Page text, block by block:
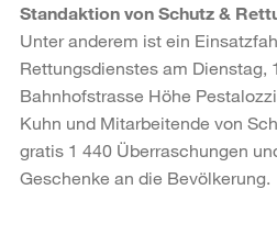
Standaktion von Schutz &
Unter anderem ist ein
Rettungsdienstes am Dienstag,
Bahnhofstrasse Höhe
Kuhn und Mitarbeitende von
gratis 1 440 Überraschungen
Geschenke an die Bevölkerung.